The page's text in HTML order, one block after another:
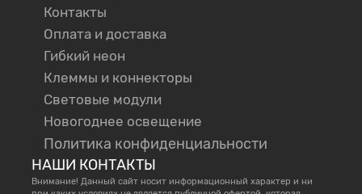
Контакты
Оплата и доставка
Гибкий неон
Клеммы и коннекторы
Световые модули
Новогоднее освещение
Политика конфиденциальности
НАШИ КОНТАКТЫ
Внимание! Данный сайт носит информационный характер и ни